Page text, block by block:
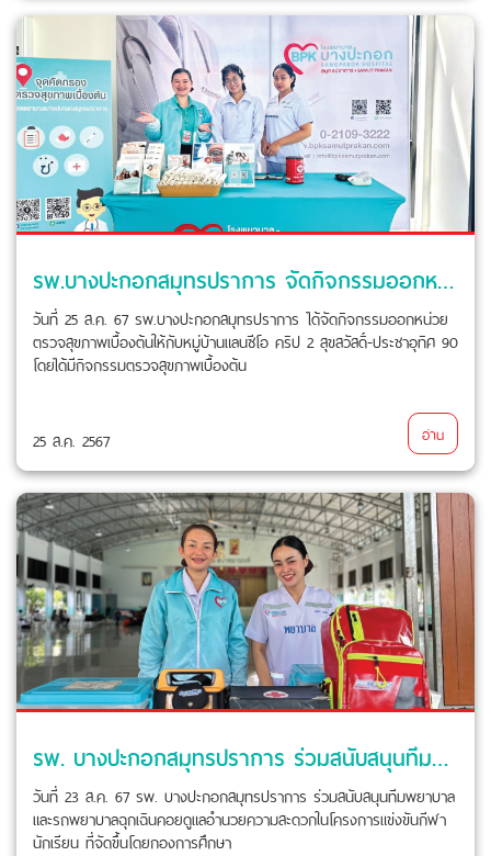
รพ.บางปะกอกสมุทรปราการ จัดกิจกรรมออกหน่วยตรวจสุขภาพเบื้องต้น
วันที่ 25 ส.ค. 67 รพ.บางปะกอกสมุทรปราการ ได้จัดกิจกรรมออกหน่วย
ตรวจสุขภาพเบื้องต้นให้กับหมู่บ้านแลนซีโอ คริป 2 สุขสวัสดิ์-ประชาอุทิศ 90
โดยได้มีกิจกรรมตรวจสุขภาพเบื้องต้น
25 ส.ค. 2567 อ่าน
รพ. บางปะกอกสมุทรปราการ ร่วมสนับสนุนทีมพยาบาลและรถพยาบาลฉุกเฉิน
วันที่ 23 ส.ค. 67 รพ. บางปะกอกสมุทรปราการ ร่วมสนับสนุนทีมพยาบาล
และรถพยาบาลฉุกเฉินคอยดูแลอำนวยความสะดวกในโครงการแข่งขันกีฬา
นักเรียน ที่จัดขึ้นโดยกองการศึกษา